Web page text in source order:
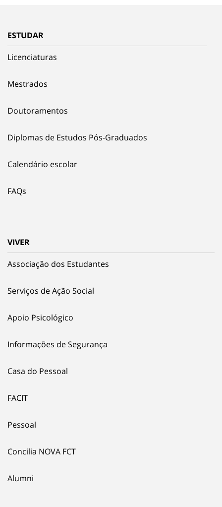
ESTUDAR
Licenciaturas
Mestrados
Doutoramentos
Diplomas de Estudos Pós-Graduados
Calendário escolar
FAQs
VIVER
Associação dos Estudantes
Serviços de Ação Social
Apoio Psicológico
Informações de Segurança
Casa do Pessoal
FACIT
Pessoal
Concilia NOVA FCT
Alumni